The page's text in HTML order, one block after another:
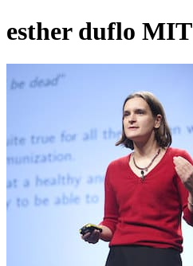
esther duflo MIT